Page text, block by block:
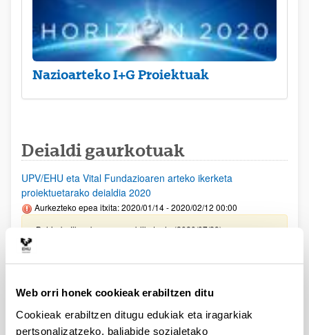
Web orri honek cookieak erabiltzen ditu
Cookieak erabiltzen ditugu edukiak eta iragarkiak
pertsonalizatzeko, baliabide sozialetako
Nazioarteko I+G Proiektuak
Deialdi gaurkotuak
UPV/EHU eta Vital Fundazioaren arteko ikerketa
proiektuetarako deialdia 2020
Aurkezteko epea itxita: 2020/01/14 - 2020/02/12 00:00
Behin-betiko ebazpena publikatu da (2020/07/29)
Aurreko deialdietan laguntzarik lortu ez duten
Aurkezteko epea itxita: 2020/06/01 - 2020/06/05 00:00
Ebazpena publikatu da (2020/06/17)